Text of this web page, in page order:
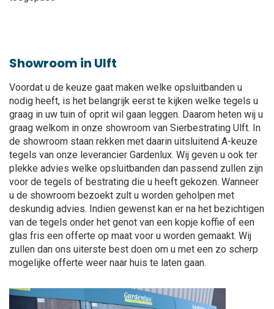
Showroom in Ulft
Voordat u de keuze gaat maken welke opsluitbanden u
nodig heeft, is het belangrijk eerst te kijken welke tegels u
graag in uw tuin of oprit wil gaan leggen. Daarom heten wij u
graag welkom in onze showroom van Sierbestrating Ulft. In
de showroom staan rekken met daarin uitsluitend A-keuze
tegels van onze leverancier Gardenlux. Wij geven u ook ter
plekke advies welke opsluitbanden dan passend zullen zijn
voor de tegels of bestrating die u heeft gekozen. Wanneer
u de showroom bezoekt zult u worden geholpen met
deskundig advies. Indien gewenst kan er na het bezichtigen
van de tegels onder het genot van een kopje koffie of een
glas fris een offerte op maat voor u worden gemaakt. Wij
zullen dan ons uiterste best doen om u met een zo scherp
mogelijke offerte weer naar huis te laten gaan.